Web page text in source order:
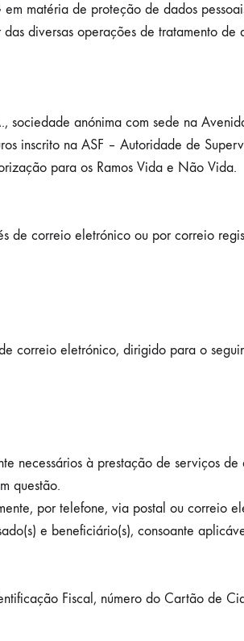
matéria de proteção de dados
diversas operações de tratamento de
sociedade anónima com sede na
inscrito na ASF – Autoridade de
para os Ramos Vida e Não Vida.
de correio eletrónico ou por correio
correio eletrónico, dirigido para o
necessários à prestação de serviços de
questão.
por telefone, via postal ou correio
e beneficiário(s), consoante
Fiscal, número do Cartão de